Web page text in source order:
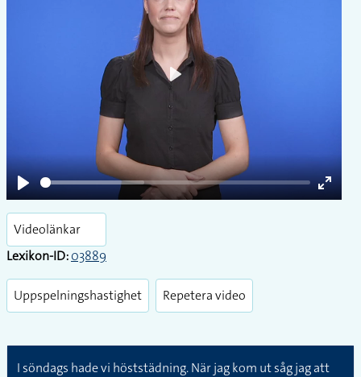
Play
Enter
Videolänkar
Lexikon-ID:03889
Uppspelningshastighet Repetera video
I söndags hade vi höststädning. När jag kom ut såg jag att